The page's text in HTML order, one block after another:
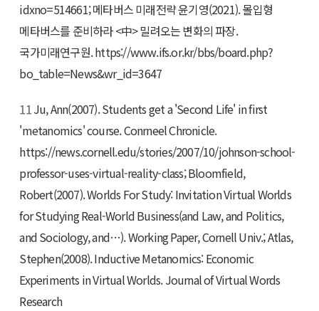
idxno=514661; 메타버스 미래전략 윤기영(2021). 몰입형
메타버스를 준비하라 <中> 밀려오는 변화의 파장.
국가미래연구원. https://www.ifs.or.kr/bbs/board.php?
bo_table=News&wr_id=3647
11Ju, Ann(2007). Students get a 'Second Life' in first
'metanomics' course. Conrneel Chronicle.
https://news.cornell.edu/stories/2007/10/johnson-school-
professor-uses-virtual-reality-class; Bloomfield,
Robert(2007). Worlds For Study: Invitation Virtual Worlds
for Studying Real-World Business(and Law, and Politics,
and Sociology, and…). Working Paper, Cornell Univ.; Atlas,
Stephen(2008). Inductive Metanomics: Economic
Experiments in Virtual Worlds. Journal of Virtual Words
Research